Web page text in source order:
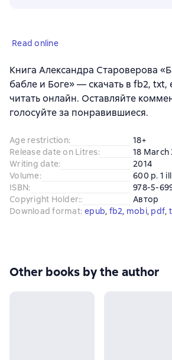
Read online
Книга Александра Староверова
бабле и Боге» — скачать в fb2,
читать онлайн. Оставляйте
голосуйте за понравившиеся.
Age restriction:
18+
Release date on Litres:
18 March
Writing date:
2014
Volume:
600 p. 1
ISBN:
978-5-
Copyright Holder::
Автор
Download format: epub, fb2, mobi, pdf,
Other books by the author